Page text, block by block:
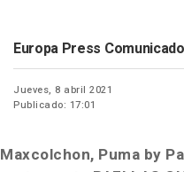
Europa Press
Jueves, 8 abril 2021
Publicado: 17:01
Maxcolchon, Puma by